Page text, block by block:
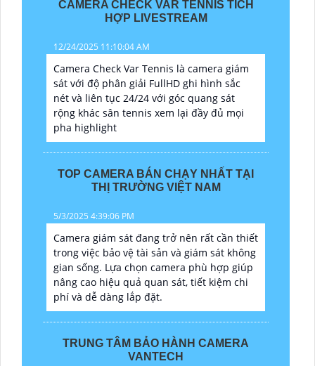
CAMERA CHECK VAR TENNIS TÍCH
HỢP LIVESTREAM
12/24/2025 11:10:04 AM
Camera Check Var Tennis là camera giám
sát với độ phân giải FullHD ghi hình sắc
nét và liên tục 24/24 với góc quang sát
rộng khác sân tennis xem lại đầy đủ mọi
pha highlight
TOP CAMERA BÁN CHẠY NHẤT TẠI
THỊ TRƯỜNG VIỆT NAM
5/3/2025 4:39:06 PM
Camera giám sát đang trở nên rất cần thiết
trong việc bảo vệ tài sản và giám sát không
gian sống. Lựa chọn camera phù hợp giúp
nâng cao hiệu quả quan sát, tiết kiệm chi
phí và dễ dàng lắp đặt.
TRUNG TÂM BẢO HÀNH CAMERA
VANTECH